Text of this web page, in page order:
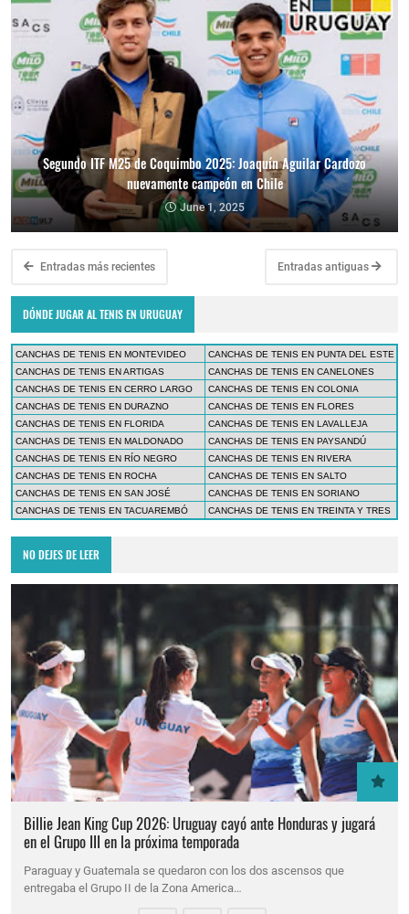
Segundo ITF M25 de Coquimbo 2025: Joaquín Aguilar Cardozo
nuevamente campeón en Chile
June 1, 2025
Entradas más recientes Entradas antiguas
DÓNDE JUGAR AL TENIS EN URUGUAY
CANCHAS DE TENIS EN MONTEVIDEO
CANCHAS DE TENIS EN PUNTA DEL ESTE
CANCHAS DE TENIS EN ARTIGAS
CANCHAS DE TENIS EN CANELONES
CANCHAS DE TENIS EN CERRO LARGO
CANCHAS DE TENIS EN COLONIA
CANCHAS DE TENIS EN DURAZNO
CANCHAS DE TENIS EN FLORES
CANCHAS DE TENIS EN FLORIDA
CANCHAS DE TENIS EN LAVALLEJA
CANCHAS DE TENIS EN MALDONADO
CANCHAS DE TENIS EN PAYSANDÚ
CANCHAS DE TENIS EN RÍO NEGRO
CANCHAS DE TENIS EN RIVERA
CANCHAS DE TENIS EN ROCHA
CANCHAS DE TENIS EN SALTO
CANCHAS DE TENIS EN SAN JOSÉ
CANCHAS DE TENIS EN SORIANO
CANCHAS DE TENIS EN TACUAREMBÓ
CANCHAS DE TENIS EN TREINTA Y TRES
NO DEJES DE LEER
Billie Jean King Cup 2026: Uruguay cayó ante Honduras y jugará
en el Grupo III en la próxima temporada
Paraguay y Guatemala se quedaron con los dos ascensos que
entregaba el Grupo II de la Zona America…